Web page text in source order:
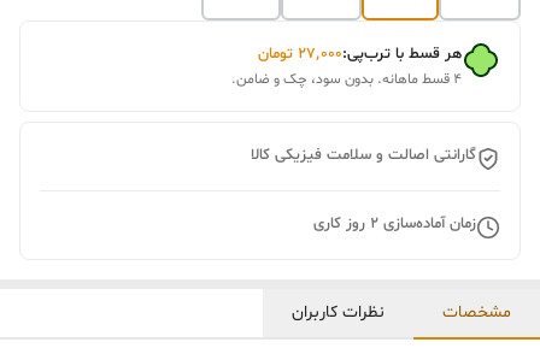
هر قسط با ترب‌پی:۲۷٬۰۰۰ تومان
۴ قسط ماهانه. بدون سود، چک و ضامن.
گارانتی اصالت و سلامت فیزیکی کالا
زمان آماده‌سازی 2 روز کاری
مشخصات نظرات کاربران